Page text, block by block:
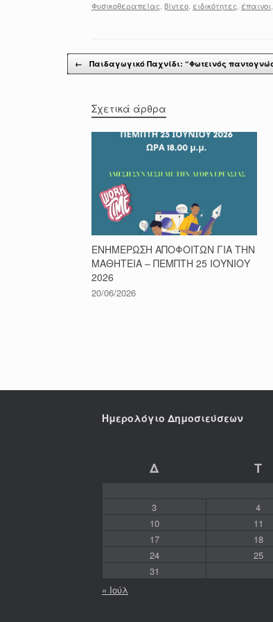
Φυσικοθεραπείας βίντεο ειδικότητες έπαινοι
Post navigation
← Παιδαγωγικό Παχνίδι: “Φωτεινός
Σχετικά άρθρα
ΕΝΗΜΕΡΩΣΗ ΑΠΟΦΟΙΤΩΝ ΓΙΑ ΤΗΝ
ΜΑΘΗΤΕΙΑ – ΠΕΜΠΤΗ 25 ΙΟΥΝΙΟΥ
2026
20/06/2026
Ημερολόγιο Δημοσιεύσεων
Δ Τ
3 4
10
11
17
18
24
25
31
« Ιούλ